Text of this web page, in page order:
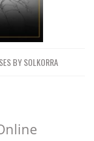
BY SOLKORRA